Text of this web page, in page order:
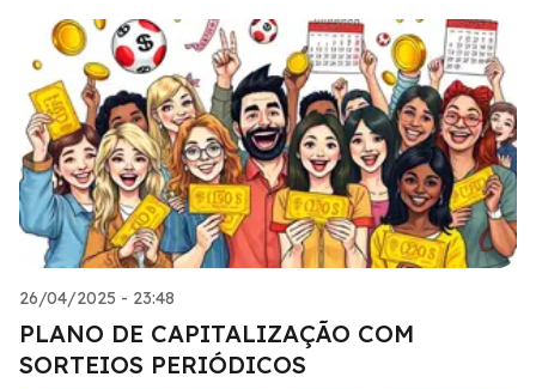
26/04/2025 - 23:48
PLANO DE CAPITALIZAÇÃO COM
SORTEIOS PERIÓDICOS